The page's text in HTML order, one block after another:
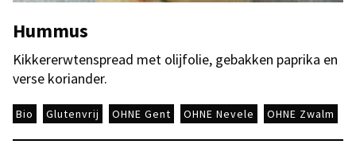
Hummus
Kikkererwtenspread met olijfolie, gebakken paprika en
verse koriander.
Bio Glutenvrij OHNE Gent OHNE Nevele OHNE Zwalm